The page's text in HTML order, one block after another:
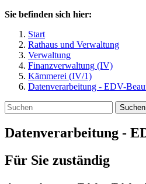
Sie befinden sich hier:
Start
Rathaus und Verwaltung
Verwaltung
Finanzverwaltung (IV)
Kämmerei (IV/1)
Datenverarbeitung - EDV-
Suchen
Datenverarbeitung -
Für Sie zuständig